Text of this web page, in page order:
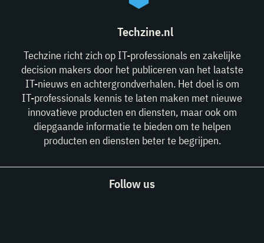
Techzine.nl
Techzine richt zich op IT-professionals en zakelijke
decision makers door het publiceren van het laatste
IT-nieuws en achtergrondverhalen. Het doel is om
IT-professionals kennis te laten maken met nieuwe
innovatieve producten en diensten, maar ook om
diepgaande informatie te bieden om te helpen
producten en diensten beter te begrijpen.
Follow us